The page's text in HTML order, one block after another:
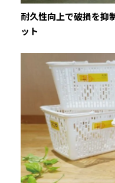
耐久性向上で破損を抑
ット